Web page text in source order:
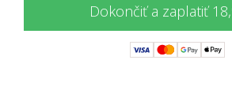
Dokončiť a zaplatiť